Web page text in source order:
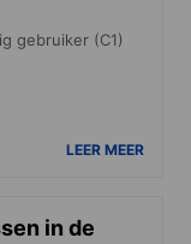
gebruiker (C1)
LEER MEER
in de